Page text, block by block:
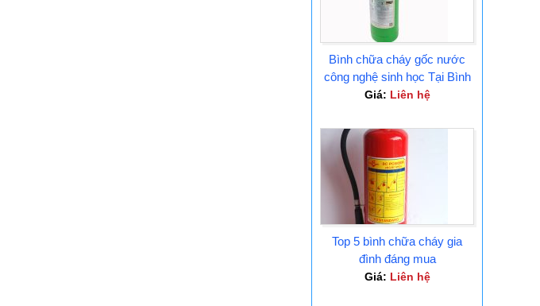
Bình chữa cháy gốc nước
công nghệ sinh học Tại Bình
Dương
Giá: Liên hệ
Top 5 bình chữa cháy gia
đình đáng mua
Giá: Liên hệ